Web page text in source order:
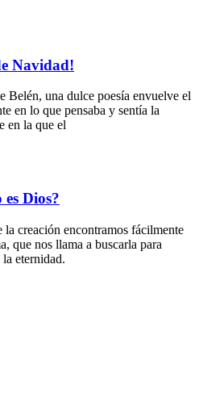
Navidad!
Belén, una dulce poesía envuelve el
en lo que pensaba y sentía la
en la que el
Dios?
la creación encontramos fácilmente
que nos llama a buscarla para
eternidad.